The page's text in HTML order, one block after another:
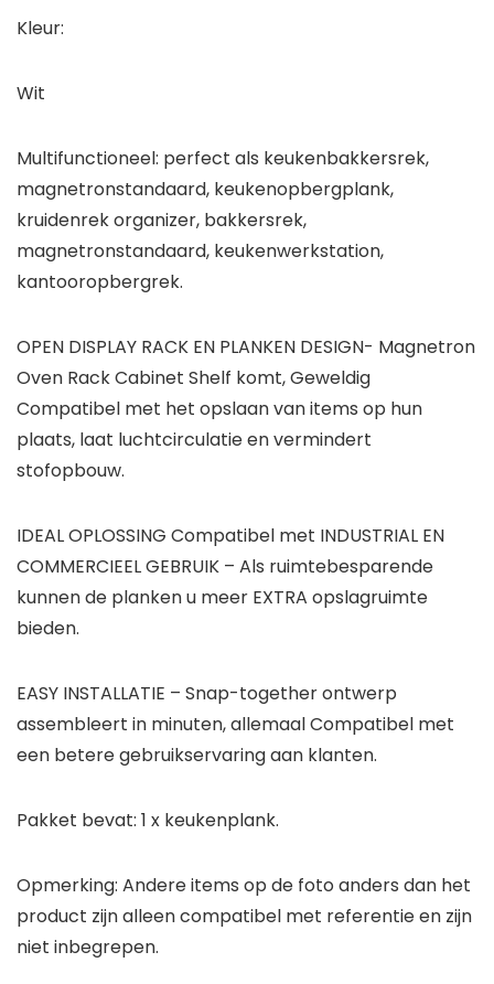
Kleur:
Wit
Multifunctioneel: perfect als keukenbakkersrek,
magnetronstandaard, keukenopbergplank,
kruidenrek organizer, bakkersrek,
magnetronstandaard, keukenwerkstation,
kantooropbergrek.
OPEN DISPLAY RACK EN PLANKEN DESIGN- Magnetron
Oven Rack Cabinet Shelf komt, Geweldig
Compatibel met het opslaan van items op hun
plaats, laat luchtcirculatie en vermindert
stofopbouw.
IDEAL OPLOSSING Compatibel met INDUSTRIAL EN
COMMERCIEEL GEBRUIK – Als ruimtebesparende
kunnen de planken u meer EXTRA opslagruimte
bieden.
EASY INSTALLATIE – Snap-together ontwerp
assembleert in minuten, allemaal Compatibel met
een betere gebruikservaring aan klanten.
Pakket bevat: 1 x keukenplank.
Opmerking: Andere items op de foto anders dan het
product zijn alleen compatibel met referentie en zijn
niet inbegrepen.